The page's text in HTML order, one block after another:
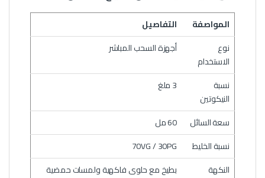
المواصفة
التفاصيل
نوع
الاستخدام
أجهزة السحب المباشر
نسبة
النيكوتين
3 ملغ
سعة السائل
60 مل
نسبة الخليط
70VG / 30PG
النكهة
بطيخ مع حلوى فاكهية ولمسات حمضية